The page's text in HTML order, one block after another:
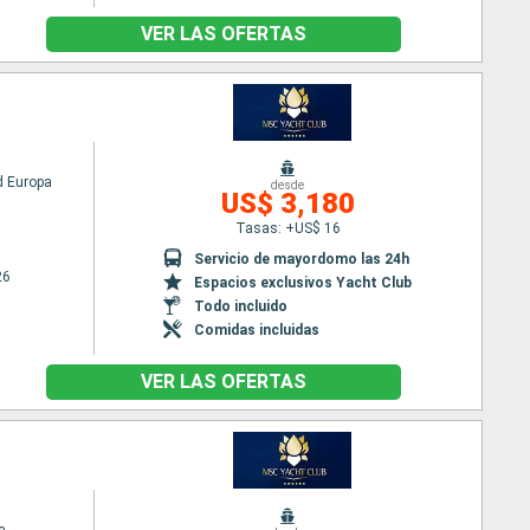
VER LAS OFERTAS
Europa desde
US$ 3,180
Tasas: +US$ 16
Servicio de mayordomo las 24h
Espacios exclusivos Yacht Club
Todo incluido
Comidas incluidas
VER LAS OFERTAS